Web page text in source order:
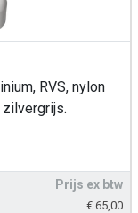
RVS, nylon
zilvergrijs.
Prijs ex btw
€ 65,00